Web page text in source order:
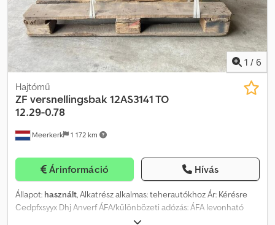
1 / 6
Meerkerk 1 172 km
Hajtómű
ZF versnellingsbak 12AS3141 TO
12.29-0.78
Árinformáció Hívás
Állapot: használt, Alkatrész alkalmas: teherautókhoz Ár: Kérésre
Cedpfxsyyx Dhj Anverf ÁFA/különbözeti adózás: ÁFA levonható